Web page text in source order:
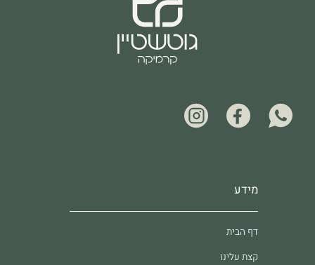
מידע
דף הבית
קצת עלינו